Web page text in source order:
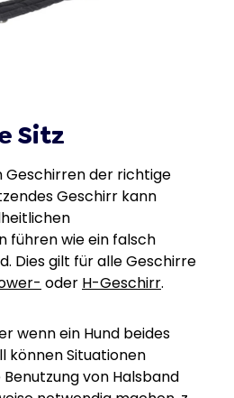
Sitz
Geschirren der richtige
Geschirr kann
führen wie ein falsch
Dies gilt für alle Geschirre
oder H-Geschirr.
wenn ein Hund beides
können Situationen
von Halsband